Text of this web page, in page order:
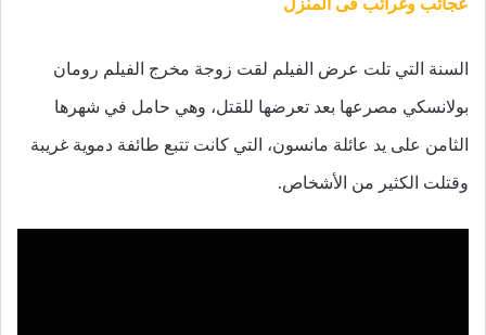
عجائب وغرائب فى المنزل
السنة التي تلت عرض الفيلم لقت زوجة مخرج الفيلم رومان
بولانسكي مصرعها بعد تعرضها للقتل، وهي حامل في شهرها
الثامن على يد عائلة مانسون، التي كانت تتبع طائفة دموية غريبة
وقتلت الكثير من الأشخاص.